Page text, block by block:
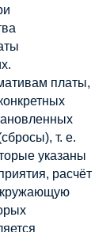
платы,
т. е.
указаны
расчёт